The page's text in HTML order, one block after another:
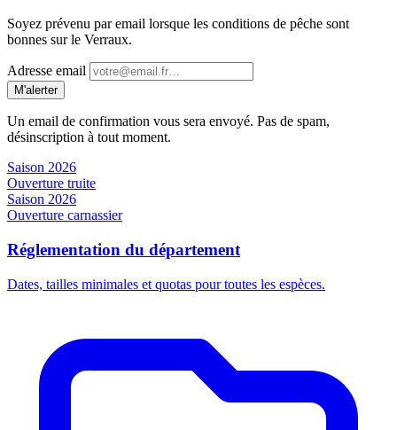
Soyez prévenu par email lorsque les conditions de pêche sont
bonnes sur le Verraux.
Adresse email
M'alerter
Un email de confirmation vous sera envoyé. Pas de spam,
désinscription à tout moment.
Saison 2026
Ouverture truite
Saison 2026
Ouverture carnassier
Réglementation du département
Dates, tailles minimales et quotas pour toutes les espèces.